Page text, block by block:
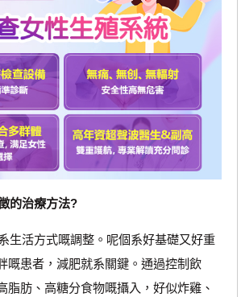
的治療方法?
活方式嘅調整。呢個系好基礎又好重
嘅患者，減肥就系關鍵。通過控制飲
脂肪、高糖分食物嘅攝入，好似炸雞、